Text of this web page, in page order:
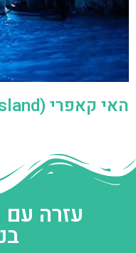
האי קאפרי (Capri Island)
עזרה עם